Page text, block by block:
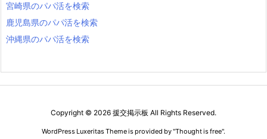
愛知県大口町のパパ活を検索
愛知県扶桑町のパパ活を検索
愛知県大治町のパパ活を検索
愛知県阿久比町のパパ活を検索
愛知県南知多町のパパ活を検索
愛知県美浜町のパパ活を検索
宮崎県のパパ活を検索
鹿児島県のパパ活を検索
沖縄県のパパ活を検索
Copyright © 2026 援交掲示板 All Rights Reserved.
WordPress Luxeritas Theme is provided by "Thought is free".